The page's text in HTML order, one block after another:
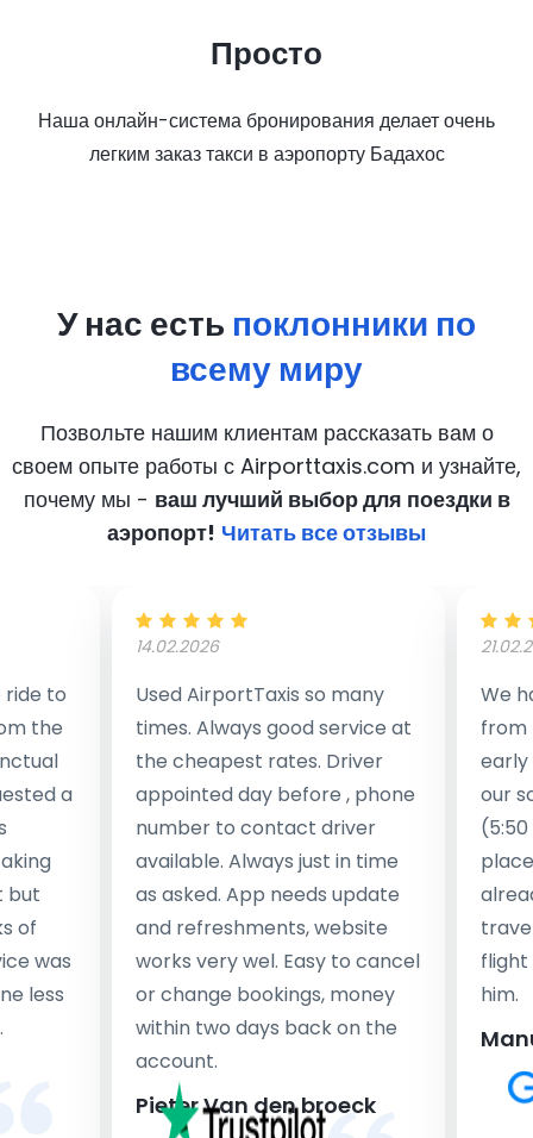
Просто
Наша онлайн-система бронирования делает очень
легким заказ такси в аэропорту Бадахос
У нас есть поклонники по
всему миру
Позвольте нашим клиентам рассказать вам о
своем опыте работы с Airporttaxis.com и узнайте,
почему мы - ваш лучший выбор для поездки в
аэропорт! Читать все отзывы
to
the
a
but
of
was
less
14.02.2026
Used AirportTaxis so many
times. Always good service at
the cheapest rates. Driver
appointed day before , phone
number to contact driver
available. Always just in time
as asked. App needs update
and refreshments, website
works very wel. Easy to cancel
or change bookings, money
within two days back on the
account.
Pieter Van den broeck
We
from
early
our
flight
him.